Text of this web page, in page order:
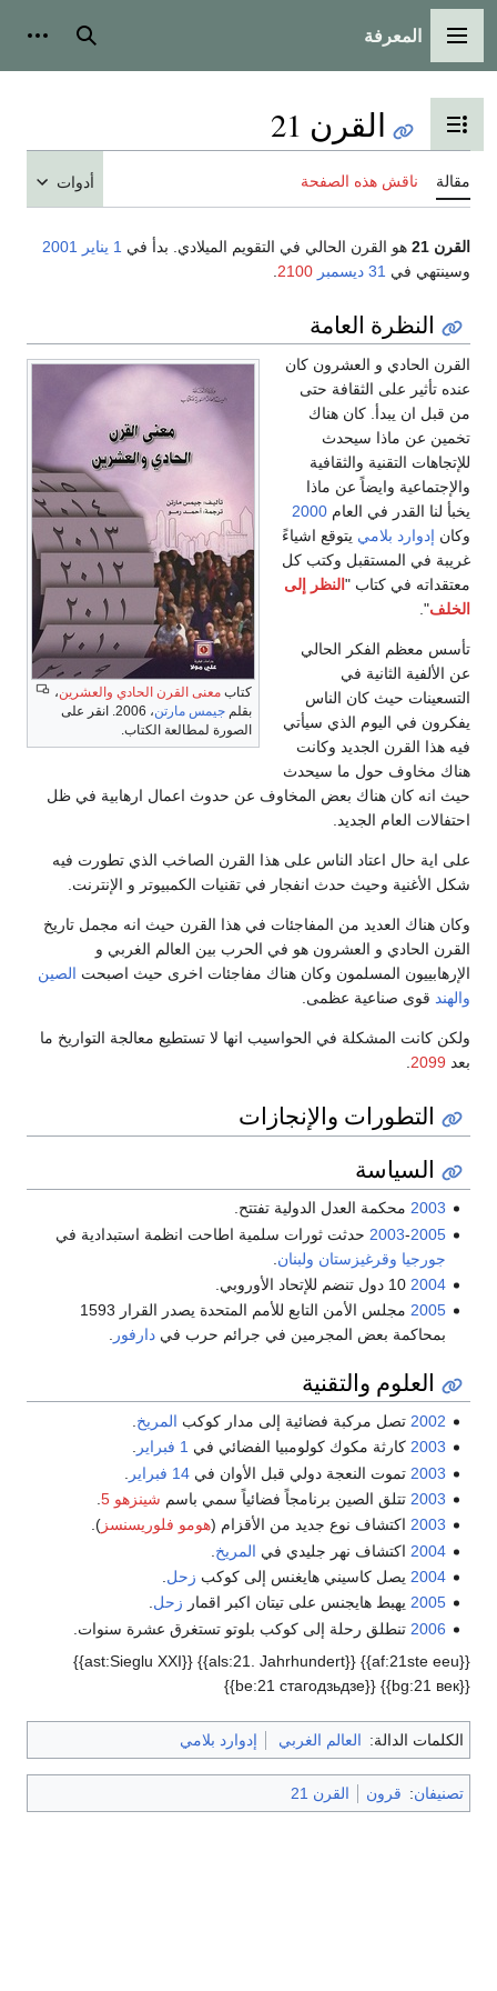
القائمة الرئيسية
المعرفة بحث
تبديل عرض جدول المحتويات
القرن 21
مقالة ناقش هذه الصفحة أدوات
القرن 21 هو القرن الحالي في التقويم الميلادي. بدأ في 1 يناير
2001
وسينتهي في 31 ديسمبر 2100
النظرة العامة
كتاب معنى القرن الحادي والعشرين،
بقلم جيمس مارتن
، 2006. انقر على
الصورة لمطالعة الكتاب.
القرن الحادي و العشرون كان
عنده تأثير على الثقافة حتى
من قبل ان يبدأ. كان هناك
تخمين عن ماذا سيحدث
للإتجاهات التقنية والثقافية
والإجتماعية وايضاً عن ماذا
يخبأ لنا القدر في العام 2000
وكان إدوارد بلامي يتوقع اشياءً
غريبة في المستقبل وكتب كل
معتقداته في كتاب " النظر إلى
الخلف".
تأسس معظم الفكر الحالي
عن الألفية الثانية في
التسعينات حيث كان الناس
يفكرون في اليوم الذي سيأتي
فيه هذا القرن الجديد وكانت
هناك مخاوف حول ما سيحدث
حيث انه كان هناك بعض المخاوف عن حدوث اعمال ارهابية في ظل
احتفالات العام الجديد.
على اية حال اعتاد الناس على هذا القرن الصاخب الذي تطورت فيه
شكل الأغنية وحيث حدث انفجار في تقنيات الكمبيوتر و الإنترنت.
وكان هناك العديد من المفاجئات في هذا القرن حيث انه مجمل تاريخ
القرن الحادي و العشرون هو في الحرب بين العالم الغربي و
الإرهابييون المسلمون وكان هناك مفاجئات اخرى حيث اصبحت الصين
والهند قوى صناعية عظمى.
ولكن كانت المشكلة في الحواسيب انها لا تستطيع معالجة التواريخ ما
بعد 2099
.
التطورات والإنجازات
السياسة
2003 محكمة العدل الدولية تفتتح.
2003-2005
حدثت ثورات سلمية اطاحت انظمة استبدادية في
جورجيا وقرغيزستان ولبنان
2004 10 دول تنضم للإتحاد الأوروبي.
2005
مجلس الأمن التابع للأمم المتحدة يصدر القرار 1593
بمحاكمة بعض المجرمين في جرائم حرب فيدارفور .
العلوم والتقنية
2002 تصل مركبة فضائية إلى مدار كوكب المريخ
2003 كارثة مكوك كولومبيا الفضائي في 1 فبراير
2003 تموت النعجة دولي قبل الأوان في14 فبراير
2003 تتلق الصين برنامجاً فضائياً سمي باسم شينزهو 5
2003 اكتشاف نوع جديد من الأقزام (هومو فلوريسنسز).
2004 اكتشاف نهر جليدي في المريخ
2004 يصل كاسيني هايغنس إلى كوكب زحل
2005 يهبط هايجنس على تيتان اكبر اقمار زحل.
2006 تنطلق رحلة إلى كوكب بلوتو تستغرق عشرة سنوات.
{{af:21ste eeu}} {{als:21. Jahrhundert}} {{ast:Sieglu XXI}}
{{bg:21 век}} {{be:21 стагодзьдзе}}
الكلمات الدالة: العالم الغربي إدوارد بلامي
تصنيفان: قرون القرن 21